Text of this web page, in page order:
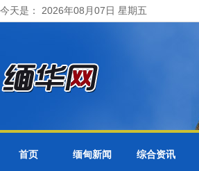
今天是： 2026年08月07日 星期五
首页 缅甸新闻 综合资讯